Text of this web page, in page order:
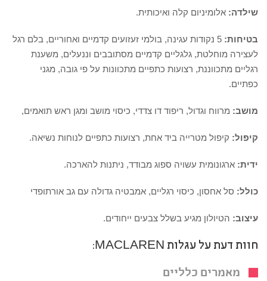
שילדה: אלומיניום קלה ואיכותית.
בטיחות:
5 נקודות עגינה, בולמי זעזועים קדמיים ואחוריים, בלם רגל
לעצירה מוחלטת, גלגליים קדמיים מסתובבים וננעלים, משענת
רגליים מתכווננת, רצועות כתפיים מתכוונות על פי גובה, מגני
כפתיים.
מושב: מרווח וגדול, ריפוד דו צדדי, כיסוי מושב ומגן ראש תואמים,
קיפול: קיפול מטרייה ביד אחת, רצועות כתפיים לנוחות נשיאה.
ידית: ארגונומית עשויה ספוג מבודד, ניתנות להארכה.
כולל: סל אחסון, כיסוי רגליים, אמבטיה גדולה עם גב אורתופדי
עיצוב: הטיולון מגיע בשלל צבעים ייחודים.
חוות דעת על עגלות MACLAREN:
מאמרים כלליים